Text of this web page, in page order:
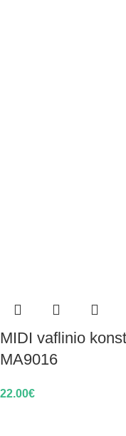
MIDI vaflinio
MA9016
22.00€